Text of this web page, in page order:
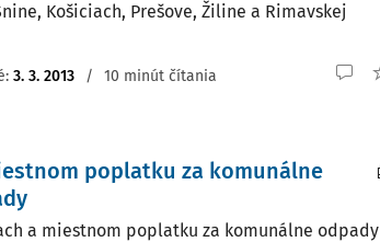
Košiciach, Prešove, Žiline a Rimavskej
3. 3. 2013 / 10 minút čítania
poplatku za komunálne
a miestnom poplatku za komunálne odpady